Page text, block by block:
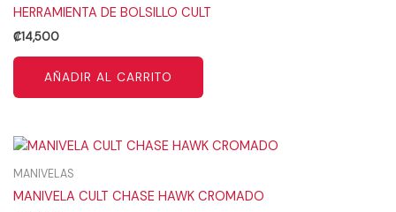
HERRAMIENTA DE BOLSILLO CULT
₡14,500
AÑADIR AL CARRITO
MANIVELAS
MANIVELA CULT CHASE HAWK CROMADO